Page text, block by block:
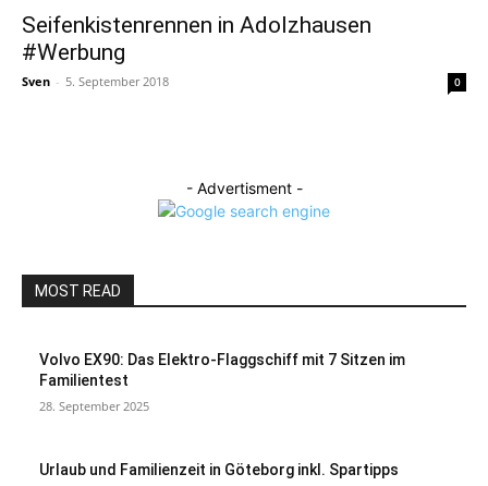
Seifenkistenrennen in Adolzhausen
#Werbung
Sven - 5. September 2018 0
- Advertisment -
MOST READ
Volvo EX90: Das Elektro-Flaggschiff mit 7 Sitzen im
Familientest
28. September 2025
Urlaub und Familienzeit in Göteborg inkl. Spartipps